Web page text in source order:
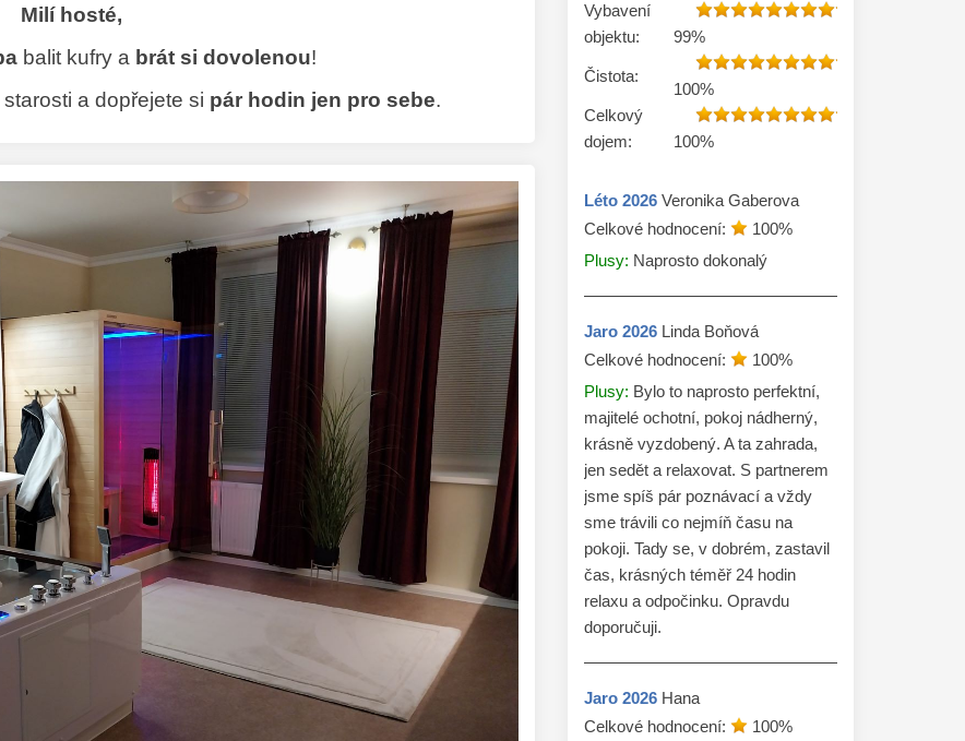
Milí hosté,
balit kufry a brát si dovolenou!
a dopřejete si pár hodin jen pro sebe.
Vybavení
objektu:
99%
Čistota:
100%
Celkový
dojem:
100%
Léto 2026 Veronika Gaberova
Celkové hodnocení:
100%
Plusy: Naprosto dokonalý
Jaro 2026 Linda Boňová
Celkové hodnocení:
100%
Plusy: Bylo to naprosto perfektní,
majitelé ochotní, pokoj nádherný,
krásně vyzdobený. A ta zahrada,
jen sedět a relaxovat. S partnerem
jsme spíš pár poznávací a vždy
sme trávili co nejmíň času na
pokoji. Tady se, v dobrém, zastavil
čas, krásných téměř 24 hodin
relaxu a odpočinku. Opravdu
doporučuji.
Jaro 2026 Hana
Celkové hodnocení:
100%